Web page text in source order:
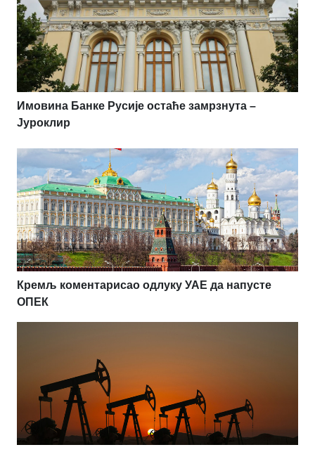
Имовина Банке Русије остаће замрзнута –
Јуроклир
Кремљ коментарисао одлуку УАЕ да напусте
ОПЕК